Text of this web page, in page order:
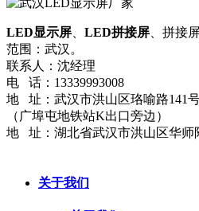
LED显示屏 LED拼接屏 、拼接
范围：武汉。
联系人：沈经理
电 话：13339993008
地 址：武汉市洪山区珞喻路141
（广埠屯地铁站K出口旁边）
地 址：湖北省武汉市洪山区华师
关于我们